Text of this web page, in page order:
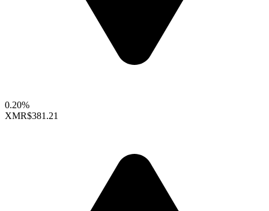
0.20%
XMR$381.21